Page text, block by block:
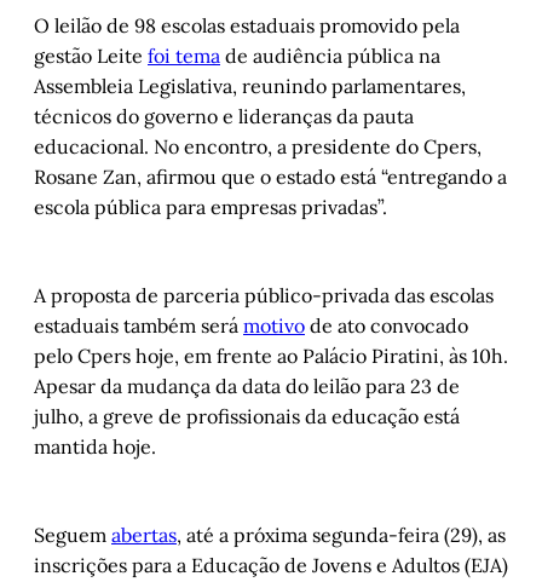
O leilão de 98 escolas estaduais promovido pela
gestão Leite foi tema de audiência pública na
Assembleia Legislativa, reunindo parlamentares,
técnicos do governo e lideranças da pauta
educacional. No encontro, a presidente do Cpers,
Rosane Zan, afirmou que o estado está “entregando a
escola pública para empresas privadas”.
A proposta de parceria público-privada das escolas
estaduais também será motivo de ato convocado
pelo Cpers hoje, em frente ao Palácio Piratini, às 10h.
Apesar da mudança da data do leilão para 23 de
julho, a greve de profissionais da educação está
mantida hoje.
Seguem abertas, até a próxima segunda-feira (29), as
inscrições para a Educação de Jovens e Adultos (EJA)